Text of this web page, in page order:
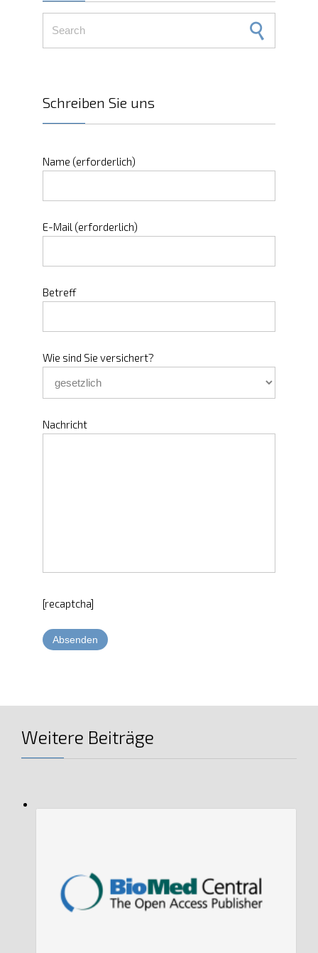
Schreiben Sie uns
Name (erforderlich)
E-Mail (erforderlich)
Betreff
Wie sind Sie versichert?
Nachricht
[recaptcha]
Weitere Beiträge